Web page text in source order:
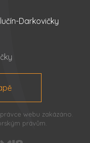
Darkovičky
webu zakázáno.
právům.